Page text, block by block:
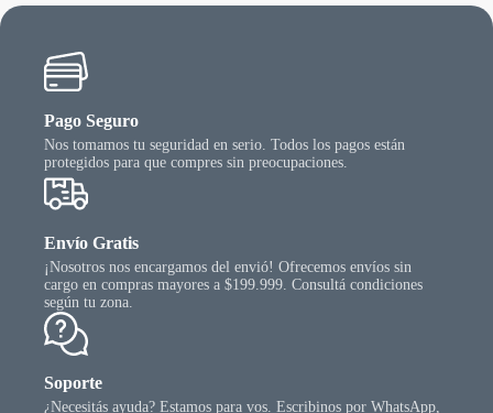
Pago Seguro
Nos tomamos tu seguridad en serio. Todos los pagos están
protegidos para que compres sin preocupaciones.
Envío Gratis
¡Nosotros nos encargamos del envió! Ofrecemos envíos sin
cargo en compras mayores a $199.999. Consultá condiciones
según tu zona.
Soporte
¿Necesitás ayuda? Estamos para vos. Escribinos por WhatsApp,